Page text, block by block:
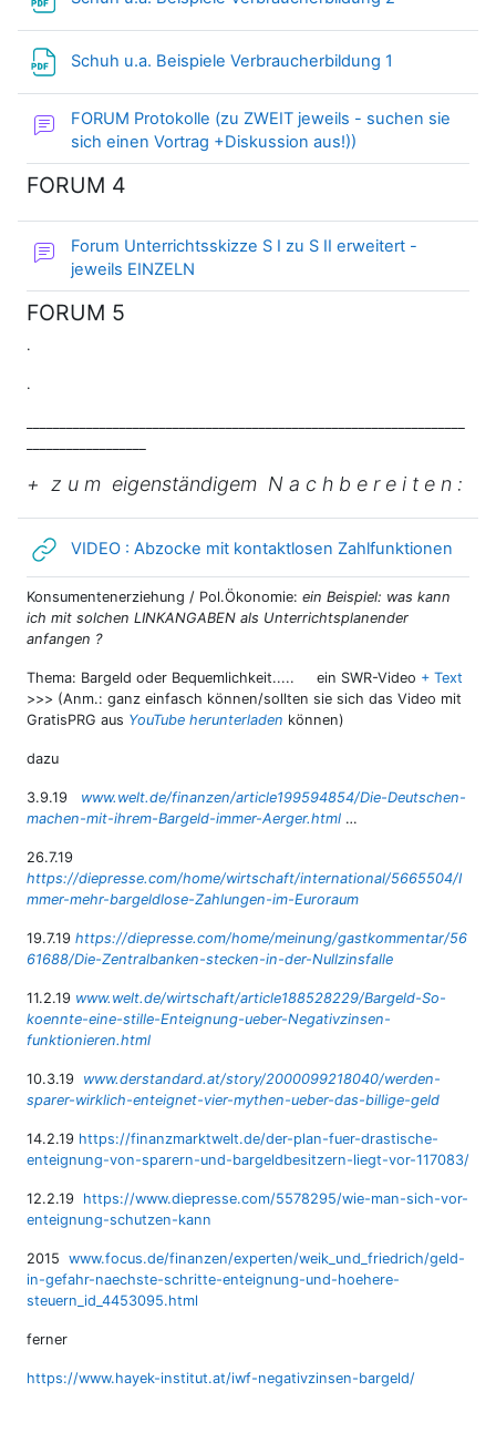
Schuh u.a. Beispiele Verbraucherbildung 1
FORUM Protokolle (zu ZWEIT jeweils - suchen sie
sich einen Vortrag +Diskussion aus!))
FORUM 4
Forum Unterrichtsskizze S I zu S II erweitert -
jeweils EINZELN
FORUM 5
.
.
+ z u m eigenständigem N a c h b e r e i t e n :
VIDEO : Abzocke mit kontaktlosen Zahlfunktionen
Konsumentenerziehung / Pol.Ökonomie: ein Beispiel: was kann
ich mit solchen LINKANGABEN als Unterrichtsplanender
anfangen ?
Thema: Bargeld oder Bequemlichkeit..... ein SWR-Video + Text
>>> (Anm.: ganz einfasch können/sollten sie sich das Video mit
GratisPRG aus YouTube herunterladen können)
dazu
3.9.19 www.welt.de/finanzen/article199594854/Die-Deutschen-
machen-mit-ihrem-Bargeld-immer-Aerger.html …
26.7.19
https://diepresse.com/home/wirtschaft/international/5665504/I
mmer-mehr-bargeldlose-Zahlungen-im-Euroraum
19.7.19 https://diepresse.com/home/meinung/gastkommentar/56
61688/Die-Zentralbanken-stecken-in-der-Nullzinsfalle
11.2.19 www.welt.de/wirtschaft/article188528229/Bargeld-So-
koennte-eine-stille-Enteignung-ueber-Negativzinsen-
funktionieren.html
10.3.19 www.derstandard.at/story/2000099218040/werden-
sparer-wirklich-enteignet-vier-mythen-ueber-das-billige-geld
14.2.19 https://finanzmarktwelt.de/der-plan-fuer-drastische-
enteignung-von-sparern-und-bargeldbesitzern-liegt-vor-117083/
12.2.19 https://www.diepresse.com/5578295/wie-man-sich-vor-
enteignung-schutzen-kann
2015 www.focus.de/finanzen/experten/weik_und_friedrich/geld-
in-gefahr-naechste-schritte-enteignung-und-hoehere-
steuern_id_4453095.html
ferner
https://www.hayek-institut.at/iwf-negativzinsen-bargeld/